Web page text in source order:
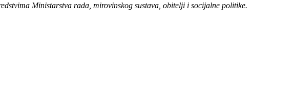
Ministarstva rada, mirovinskog sustava, obitelji i socijalne politike.